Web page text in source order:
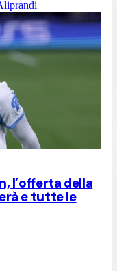
l’offerta della
e tutte le